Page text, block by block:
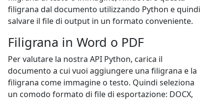
filigrana dal documento utilizzando Python e quindi
salvare il file di output in un formato conveniente.
Filigrana in Word o PDF
Per valutare la nostra API Python, carica il
documento a cui vuoi aggiungere una filigrana e la
filigrana come immagine o testo. Quindi seleziona
un comodo formato di file di esportazione: DOCX,